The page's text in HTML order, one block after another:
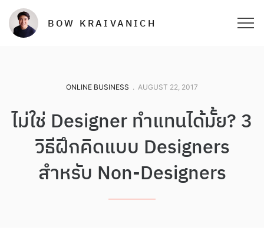
BOW KRAIVANICH
ONLINE BUSINESS . AUGUST 22, 2017
ไม่ใช่ Designer ทำแทนได้มั้ย? 3
วิธีฝึกคิดแบบ Designers
สำหรับ Non-Designers